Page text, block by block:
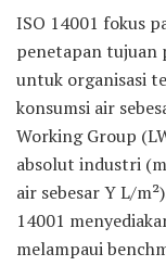
ISO 14001 fokus
penetapan tujuan
untuk organisasi
konsumsi air
Working Group
absolut industri
air sebesar Y L/
14001
melampaui